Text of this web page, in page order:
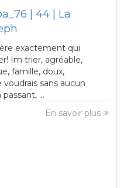
| 44 | La
exactement qui
Im trier, agréable,
famille, doux,
sans aucun
...
En savoir plus